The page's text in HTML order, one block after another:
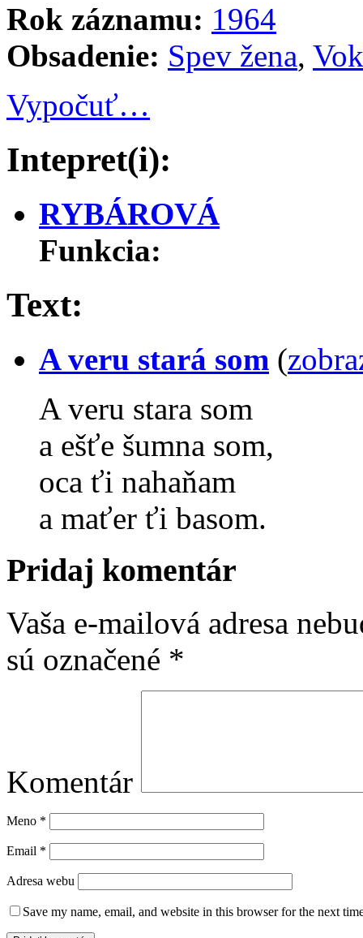
Rok záznamu: 1964
Obsadenie: Spev žena,
Vypočuť…
Intepret(i):
RYBÁROVÁ
Funkcia:
Text:
A veru stará som (
A veru stara som
a ešťe šumna som,
oca ťi nahaňam
a maťer ťi basom.
Pridaj komentár
Vaša e-mailová adresa
sú označené *
Komentár
Meno *
Email *
Adresa webu
Save my name, email, and website in this browser for the next